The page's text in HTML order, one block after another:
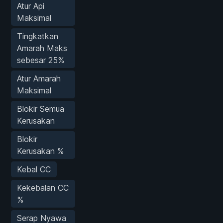
Atur Api
Maksimal
Tingkatkan
Amarah Maks
sebesar 25%
Atur Amarah
Maksimal
Blokir Semua
Kerusakan
Blokir
Kerusakan %
Kebal CC
Kekebalan CC
%
Serap Nyawa